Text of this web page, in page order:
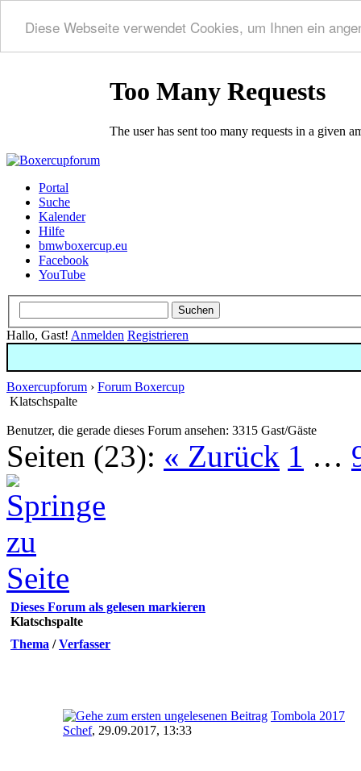
Diese Webseite verwendet Cookies, um Ihnen ein
Portal
Suche
Kalender
Hilfe
bmwboxercup.eu
Facebook
YouTube
Hallo, Gast! Anmelden Registrieren
Boxercupforum › Forum Boxercup
Klatschspalte
Benutzer, die gerade dieses Forum ansehen: 3315 Gast/Gäste
Seiten (23): « Zurück 1 …
Dieses Forum als gelesen markieren
Klatschspalte
Thema /Verfasser
Tombola 2017
Schef, 29.09.2017, 13:33